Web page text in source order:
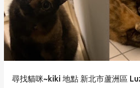
尋找貓咪~kiki 地點 新北市蘆洲區